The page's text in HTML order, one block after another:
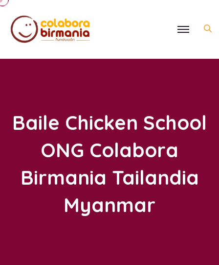
Baile Chicken School
ONG Colabora
Birmania Tailandia
Myanmar